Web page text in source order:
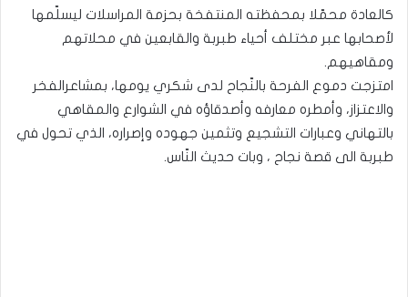
كالعادة محمّلا بمحفظته المنتفخة بحزمة المراسلات ليسلّمها
لأصحابها عبر مختلف أحياء طبربة والقابعين في محلاتهم
ومقاهيهم.
امتزجت دموع الفرحة بالنّجاح لدى شكري يومها، بمشاعرالفخر
والاعتزاز، وأمطره معارفه وأصدقاؤه في الشوارع والمقاهي
بالتهاني وعبارات التشجيع وتثمين جهوده وإصراره، الذي تحول في
طبربة الى قصة نجاح ، وبات حديث النّاس.